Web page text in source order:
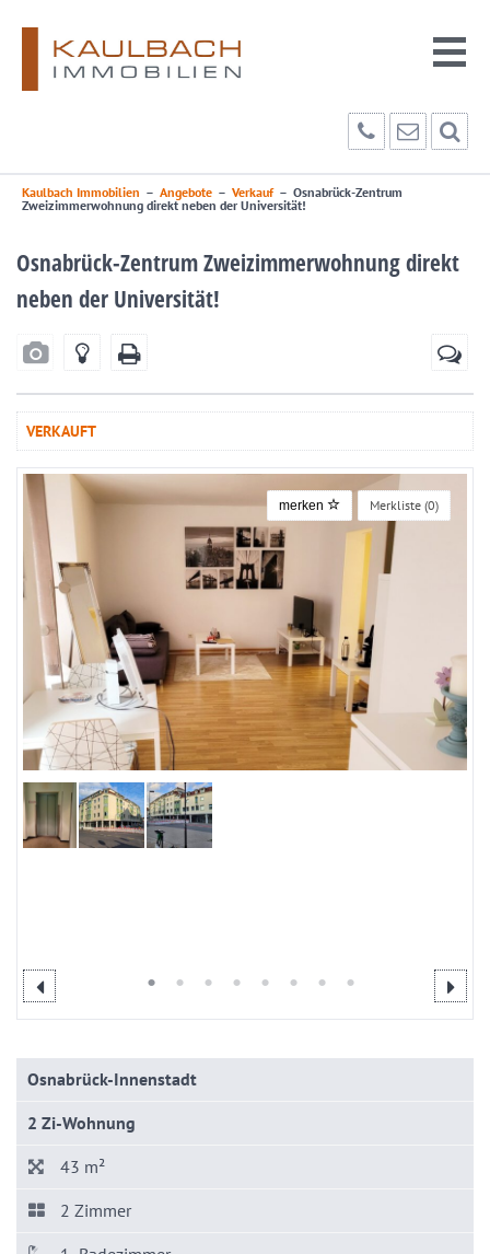
Kaulbach Immobilien – Angebote – Verkauf– Osnabrück-Zentrum
Zweizimmerwohnung direkt neben der Universität!
Osnabrück-Zentrum Zweizimmerwohnung direkt
neben der Universität!
VERKAUFT
Merkliste (0)
merken
Osnabrück-Innenstadt
2 Zi-Wohnung
43 m²
2 Zimmer